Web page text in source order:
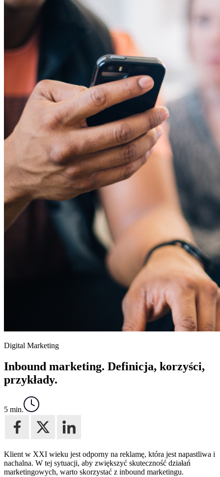
Digital Marketing
Inbound marketing. Definicja, korzyści,
przykłady.
5 min.
Klient w XXI wieku jest odporny na reklamę, która jest napastliwa i
nachalna. W tej sytuacji, aby zwiększyć skuteczność działań
marketingowych, warto skorzystać z inbound marketingu.